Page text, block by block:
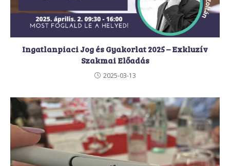
Ingatlanpiaci Jog és Gyakorlat 2025 – Exkluzív
Szakmai Előadás
2025-03-13